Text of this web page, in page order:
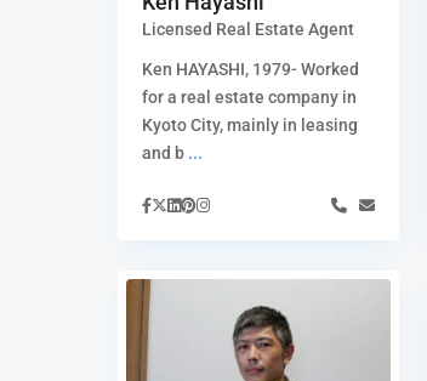
Licensed Real Estate Agent
Ken HAYASHI, 1979- Worked
for a real estate company in
Kyoto City, mainly in leasing
and b ...